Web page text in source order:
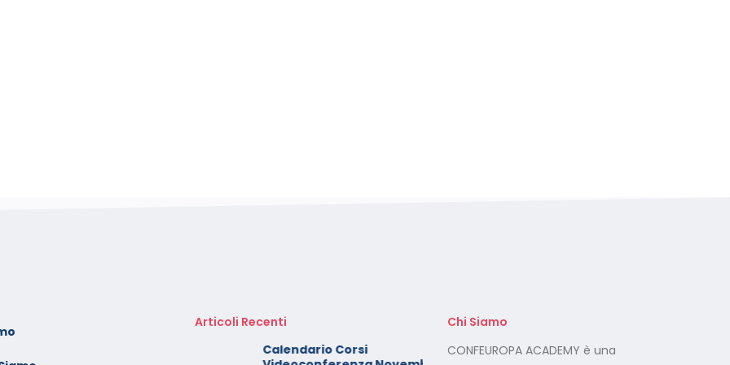
Articoli Recenti
Calendario Corsi
Foto dei minori sui social:
Chi Siamo
CONFEUROPA ACADEMY è una